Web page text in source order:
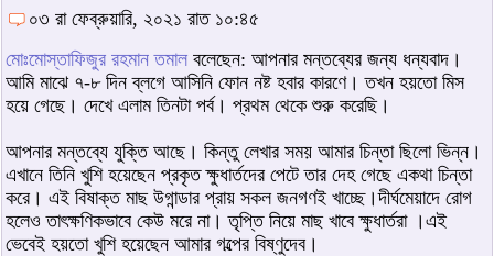
০৩ রা ফেব্রুয়ারি, ২০২১ রাত ১০:৪৫
মোঃমোস্তাফিজুর রহমান তমাল বলেছেন: আপনার মন্তব্যের জন্য ধন্যবাদ।
আমি মাঝে ৭-৮ দিন ব্লগে আসিনি ফোন নষ্ট হবার কারণে। তখন হয়তো মিস
হয়ে গেছে। দেখে এলাম তিনটা পর্ব। প্রথম থেকে শুরু করেছি।
আপনার মন্তব্যে যুক্তি আছে। কিন্তু লেখার সময় আমার চিন্তা ছিলো ভিন্ন।
এখানে তিনি খুশি হয়েছেন প্রকৃত ক্ষুধার্তদের পেটে তার দেহ গেছে একথা চিন্তা
করে। এই বিষাক্ত মাছ উগান্ডার প্রায় সকল জনগণই খাচ্ছে।দীর্ঘমেয়াদে রোগ
হলেও তাৎক্ষণিকভাবে কেউ মরে না। তৃপ্তি নিয়ে মাছ খাবে ক্ষুধার্তরা ।এই
ভেবেই হয়তো খুশি হয়েছেন আমার গল্পের বিষ্ণুদেব।